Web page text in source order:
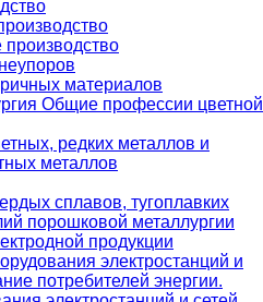
производство
материалов
Общие профессии цветной
редких металлов и
металлов
сплавов, тугоплавких
порошковой металлургии
продукции
электростанций и
потребителей энергии.